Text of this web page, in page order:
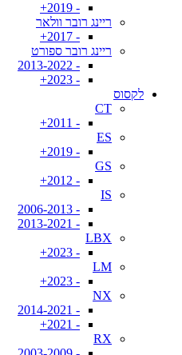
- 2019+
ריינג רובר וולאר
- 2017+
ריינג רובר ספורט
- 2013-2022
- 2023+
לקסוס
CT
- 2011+
ES
- 2019+
GS
- 2012+
IS
- 2006-2013
- 2013-2021
LBX
- 2023+
LM
- 2023+
NX
- 2014-2021
- 2021+
RX